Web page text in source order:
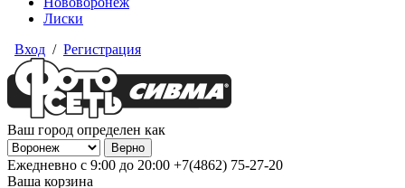
Лиски
Вход / Регистрация
Ваш город определен как
Ежедневно с 9:00 до 20:00 +7(4862) 75-27-20
Ваша корзина